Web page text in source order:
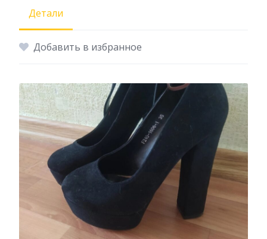
Детали
Добавить в избранное